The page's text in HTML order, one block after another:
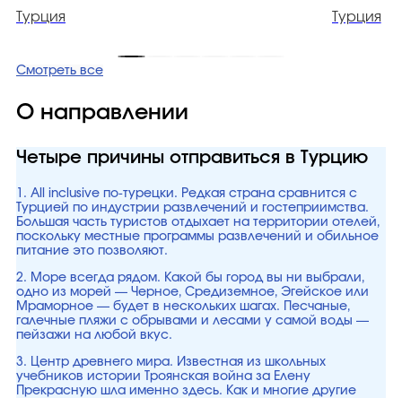
Турция Турция
Смотреть все
О направлении
Четыре причины отправиться в Турцию
1. All inclusive по-турецки. Редкая страна сравнится с
Турцией по индустрии развлечений и гостеприимства.
Большая часть туристов отдыхает на территории отелей,
поскольку местные программы развлечений и обильное
питание это позволяют.
2. Море всегда рядом. Какой бы город вы ни выбрали,
одно из морей — Черное, Средиземное, Эгейское или
Мраморное — будет в нескольких шагах. Песчаные,
галечные пляжи с обрывами и лесами у самой воды —
пейзажи на любой вкус.
3. Центр древнего мира. Известная из школьных
учебников истории Троянская война за Елену
Прекрасную шла именно здесь. Как и многие другие